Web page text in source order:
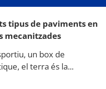
tipus de paviments en
mecanitzades
un box de
el terra és la...